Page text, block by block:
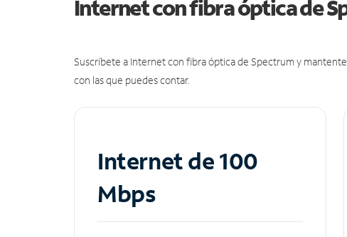
Internet con fibra óptica de
Suscríbete a Internet con fibra óptica de Spectrum y
con las que puedes contar.
Internet de 100
Mbps